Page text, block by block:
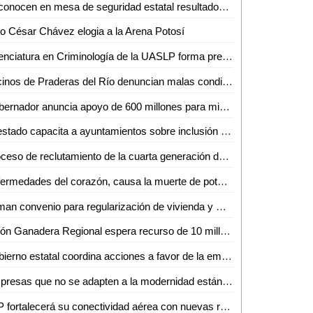
Reconocen en mesa de seguridad estatal resultados y transición de la Guardia Civil municipal en Soledad
César Chávez elogia a la Arena Potosí
Licenciatura en Criminología de la UASLP forma previsores de violencia y estrategas de convivencia pacífica
Vecinos de Praderas del Río denuncian malas condiciones en viviendas y calles del sector
Gobernador anuncia apoyo de 600 millones para migrantes deportados a través de SIFIDE
El estado capacita a ayuntamientos sobre inclusión y planes de desarrollo
Proceso de reclutamiento de la cuarta generación de la Guardia Civil estatal genera gran aceptación
Enfermedades del corazón, causa la muerte de potosinos
Firman convenio para regularización de vivienda y mejora habitacional en Ciudad Valles
Unión Ganadera Regional espera recurso de 10 millones de pesos para apoyar a productores
Gobierno estatal coordina acciones a favor de la empleabilidad en SLP
Empresas que no se adapten a la modernidad están condenadas a desaparecer: Edgardo Medina
SLP fortalecerá su conectividad aérea con nuevas rutas